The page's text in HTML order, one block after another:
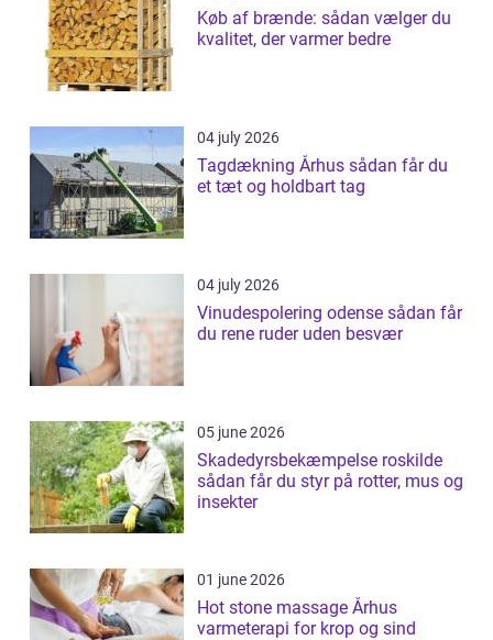
Køb af brænde: sådan vælger du
kvalitet, der varmer bedre
04 july 2026
Tagdækning Århus sådan får du
et tæt og holdbart tag
04 july 2026
Vinudespolering odense sådan får
du rene ruder uden besvær
05 june 2026
Skadedyrsbekæmpelse roskilde
sådan får du styr på rotter, mus og
insekter
01 june 2026
Hot stone massage Århus
varmeterapi for krop og sind